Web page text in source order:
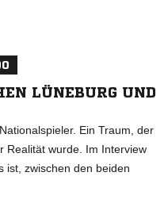
LÜNEBURG UND
Ein Traum, der
Realität wurde. Im Interview
ist, zwischen den beiden